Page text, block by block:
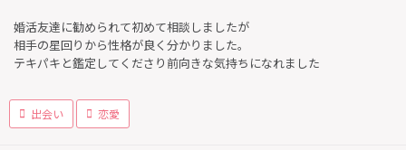
婚活友達に勧められて初めて相談しましたが
相手の星回りから性格が良く分かりました。
テキパキと鑑定してくださり前向きな気持ちになれました
出会い 恋愛